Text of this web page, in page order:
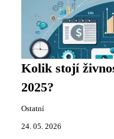
Kolik stojí
2025?
Ostatní
24. 05. 2026